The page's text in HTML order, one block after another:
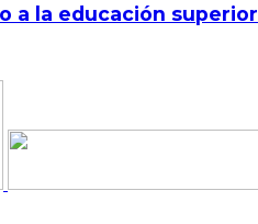
a la educación superior